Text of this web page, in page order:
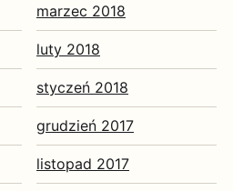
marzec 2018
luty 2018
styczeń 2018
grudzień 2017
listopad 2017